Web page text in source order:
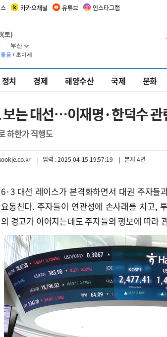
카카오채널 유튜브 인스타그램
정치 경제 해양수산 국제 문화
보는 대선…이재명·한덕수 관
하한가 직행도
| 입력 : 2025-04-15 19:57:19 | 본지 4면
6·3 대선 레이스가 본격화하면서 대권 주자들
요동친다. 주자들이 연관성에 손사래를 치고,
의 경고가 이어지는데도 주자들의 행보에 따라